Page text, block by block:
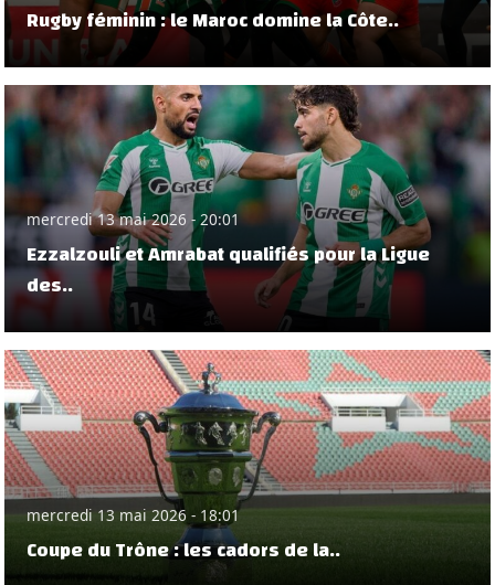
Rugby féminin : le Maroc domine la Côte..
mercredi 13 mai 2026 - 20:01
Ezzalzouli et Amrabat qualifiés pour la Ligue
des..
mercredi 13 mai 2026 - 18:01
Coupe du Trône : les cadors de la..